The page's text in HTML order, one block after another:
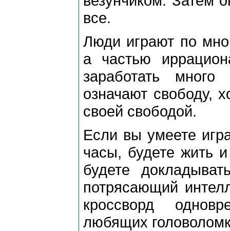
все.
Люди играют по
а частью
заработать
означают свободу,
своей свободой.
Если вы умеете
часы, будете жить
будете
потрясающий
кроссворд
любящих